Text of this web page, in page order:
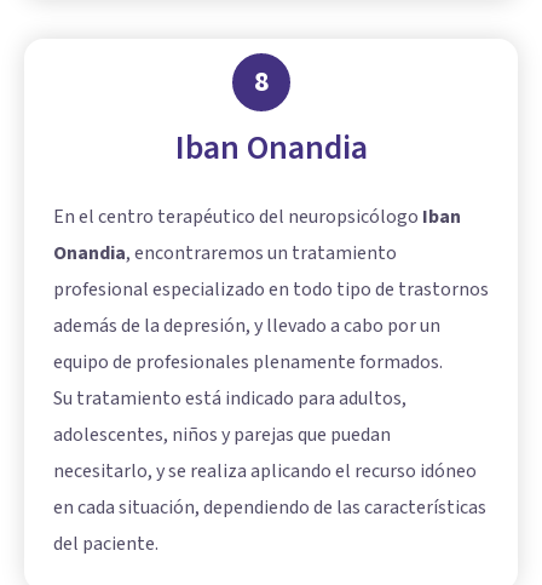
8
Iban Onandia
En el centro terapéutico del neuropsicólogo Iban
Onandia, encontraremos un tratamiento
profesional especializado en todo tipo de trastornos
además de la depresión, y llevado a cabo por un
equipo de profesionales plenamente formados.
Su tratamiento está indicado para adultos,
adolescentes, niños y parejas que puedan
necesitarlo, y se realiza aplicando el recurso idóneo
en cada situación, dependiendo de las características
del paciente.